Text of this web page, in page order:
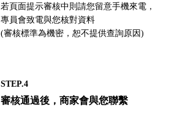
若頁面提示審核中則請您留意手機來電，
專員會致電與您核對資料
(審核標準為機密，恕不提供查詢原因)
STEP.4
審核通過後，商家會與您聯繫